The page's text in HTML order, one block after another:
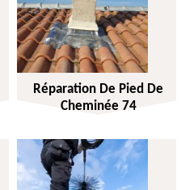
Réparation De Pied De
Cheminée 74